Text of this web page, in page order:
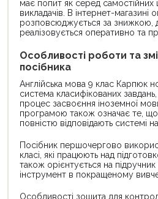
має попит як серед самостійних
викладачів. В інтернет-магазині
розповсюджується за знижкою,
реалізовується оперативно та
Особливості роботи та
посібника
Англійська мова 9 клас Карпюк
система класифікованих
процес засвоєння іноземної
програмою також означає те, що
повністю відповідають системі
Посібник першочергово
класі, які працюють над
також орієнтується на
інструмент в покращеному
Особливості зошита для